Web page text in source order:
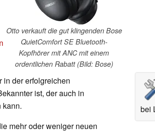
Otto verkauft die gut klingenden Bose
QuietComfort SE Bluetooth-
Kopfhörer mit ANC mit einem
ordentlichen Rabatt (Bild: Bose)
bei
in der erfolgreichen
ist, der auch in
kann.
mehr oder weniger neuen